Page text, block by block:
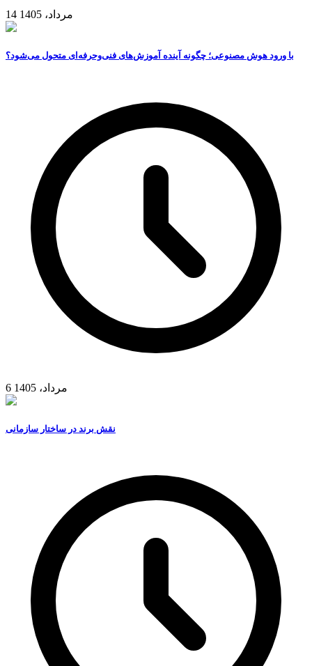
14 مرداد، 1405
با ورود هوش مصنوعی؛ چگونه آینده آموزش‌های فنی‌وحرفه‌ای متحول می‌شود؟
6 مرداد، 1405
نقش برند در ساختار سازمانی